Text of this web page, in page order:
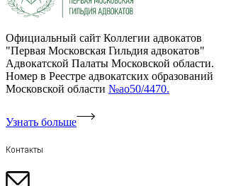
Официальный сайт Коллегии адвокатов
"Первая Московская Гильдия адвокатов"
Адвокатской Палаты Московской области.
Номер в Реестре адвокатских образований
Московской области №ао50/4470.
Узнать больше
Контакты